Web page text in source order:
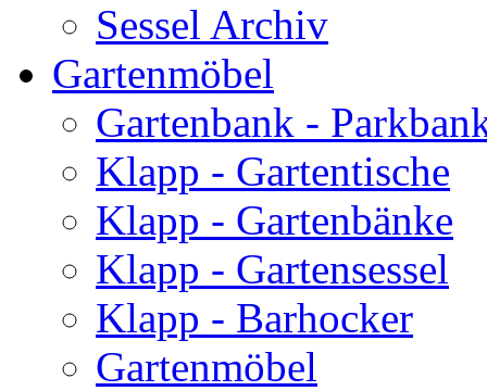
Sessel Archiv
Gartenmöbel
Gartenbank -
Klapp - Gartentische
Klapp - Gartenbänke
Klapp - Gartensessel
Klapp - Barhocker
Gartenmöbel